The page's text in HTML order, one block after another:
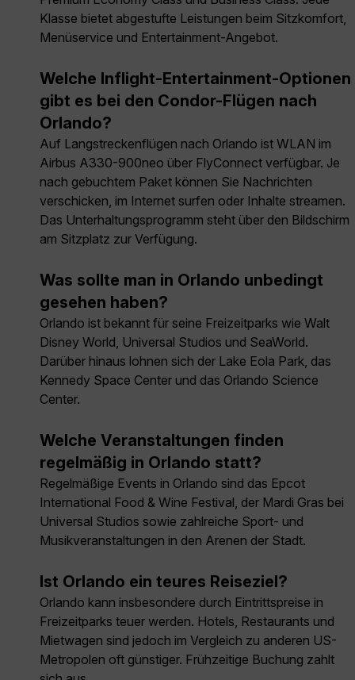
Klasse bietet abgestufte Leistungen beim Sitzkomfort,
Menüservice und Entertainment-Angebot.
Welche Inflight-Entertainment-Optionen
gibt es bei den Condor-Flügen nach
Orlando?
Auf Langstreckenflügen nach Orlando ist WLAN im
Airbus A330-900neo über FlyConnect verfügbar. Je
nach gebuchtem Paket können Sie Nachrichten
verschicken, im Internet surfen oder Inhalte streamen.
Das Unterhaltungsprogramm steht über den Bildschirm
am Sitzplatz zur Verfügung.
Was sollte man in Orlando unbedingt
gesehen haben?
Orlando ist bekannt für seine Freizeitparks wie Walt
Disney World, Universal Studios und SeaWorld.
Darüber hinaus lohnen sich der Lake Eola Park, das
Kennedy Space Center und das Orlando Science
Center.
Welche Veranstaltungen finden
regelmäßig in Orlando statt?
Regelmäßige Events in Orlando sind das Epcot
International Food & Wine Festival, der Mardi Gras bei
Universal Studios sowie zahlreiche Sport- und
Musikveranstaltungen in den Arenen der Stadt.
Ist Orlando ein teures Reiseziel?
Orlando kann insbesondere durch Eintrittspreise in
Freizeitparks teuer werden. Hotels, Restaurants und
Mietwagen sind jedoch im Vergleich zu anderen US-
Metropolen oft günstiger. Frühzeitige Buchung zahlt